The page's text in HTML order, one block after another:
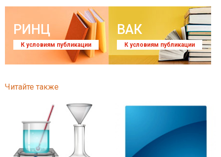
РИНЦ
К условиям публикации
ВАК
К условиям публикации
Читайте также